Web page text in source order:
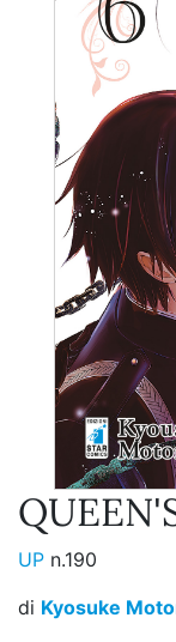
UP n.190
di Kyosuke